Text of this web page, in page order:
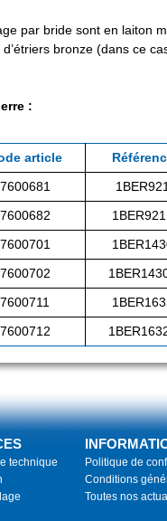
par bride sont en laiton
bronze (dans ce
:
article
7600681
7600682
7600701
7600702
7600711
7600712
technique
Politique de
Conditions
Toutes nos